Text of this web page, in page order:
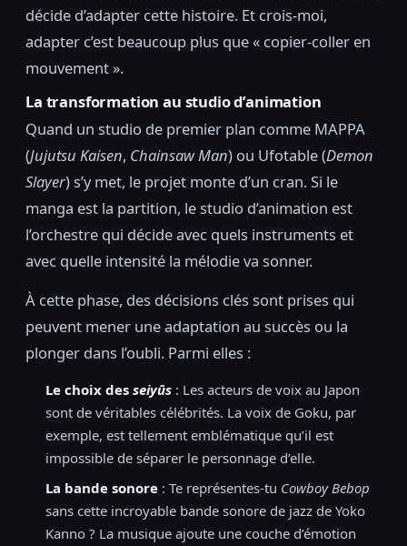
décide d’adapter cette histoire. Et crois-moi,
adapter c’est beaucoup plus que « copier-coller en
mouvement ».
La transformation au studio d’animation
Quand un studio de premier plan comme MAPPA
(Jujutsu Kaisen, Chainsaw Man) ou Ufotable (Demon
Slayer) s’y met, le projet monte d’un cran. Si le
manga est la partition, le studio d’animation est
l’orchestre qui décide avec quels instruments et
avec quelle intensité la mélodie va sonner.
À cette phase, des décisions clés sont prises qui
peuvent mener une adaptation au succès ou la
plonger dans l’oubli. Parmi elles :
Le choix des seiyūs : Les acteurs de voix au Japon
sont de véritables célébrités. La voix de Goku, par
exemple, est tellement emblématique qu’il est
impossible de séparer le personnage d’elle.
La bande sonore : Te représentes-tu Cowboy Bebop
sans cette incroyable bande sonore de jazz de Yoko
Kanno ? La musique ajoute une couche d’émotion